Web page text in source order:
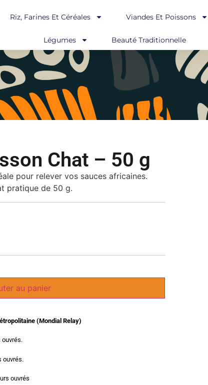
Riz, Farines Et Céréales Viandes Et Poissons
Légumes Beauté Traditionnelle
Chat – 50 g
pour relever vos sauces africaines.
pratique de 50 g.
au panier
(Mondial Relay)
ouvrés.
ouvrés.
ouvrés